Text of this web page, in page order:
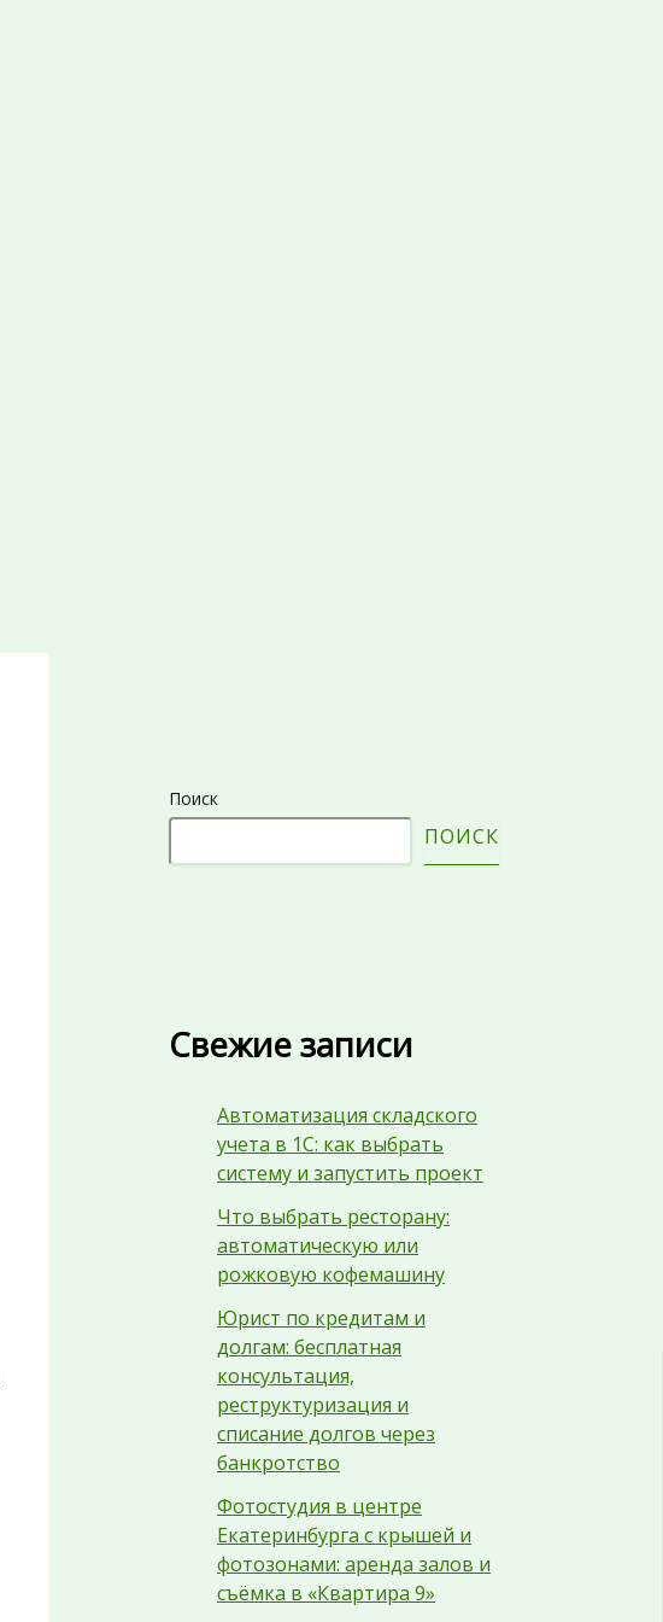
Поиск
ПОИСК
Свежие записи
Автоматизация складского
учета в 1С: как выбрать
систему и запустить проект
Что выбрать ресторану:
автоматическую или
рожковую кофемашину
Юрист по кредитам и
долгам: бесплатная
консультация,
реструктуризация и
списание долгов через
банкротство
Фотостудия в центре
Екатеринбурга с крышей и
фотозонами: аренда залов и
съёмка в «Квартира 9»